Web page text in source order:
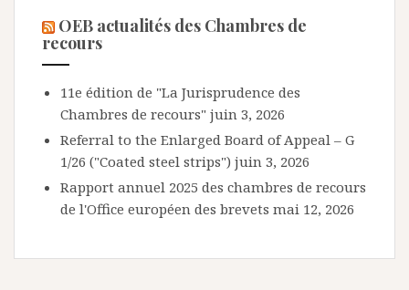
OEB actualités des Chambres de
recours
11e édition de "La Jurisprudence des
Chambres de recours" juin 3, 2026
Referral to the Enlarged Board of Appeal – G
1/26 ("Coated steel strips") juin 3, 2026
Rapport annuel 2025 des chambres de recours
de l'Office européen des brevets mai 12, 2026